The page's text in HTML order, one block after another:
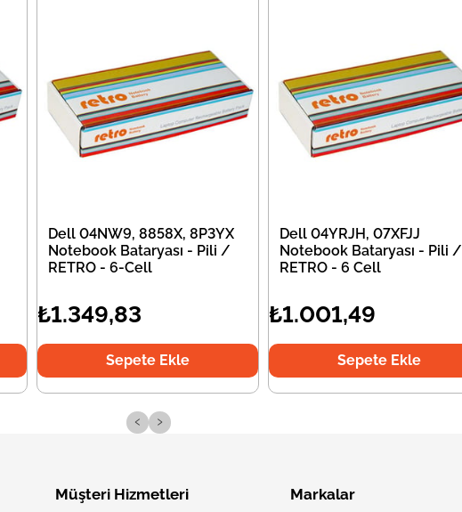
Dell 04NW9, 8858X, 8P3YX
Notebook Bataryası - Pili /
RETRO - 6-Cell
₺1.349,83
Sepete Ekle
Dell 04YRJH, 07XFJJ
Notebook Bataryası - Pili /
RETRO - 6 Cell
₺1.001,49
Sepete Ekle
‹ ›
Müşteri Hizmetleri Markalar